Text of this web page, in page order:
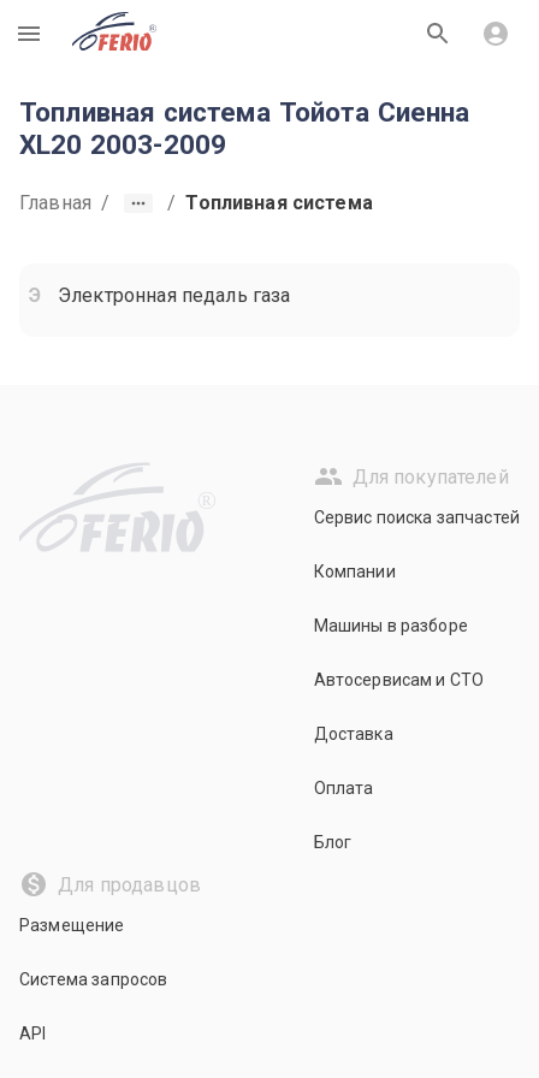
R
Топливная система Тойота Cиенна
XL20 2003-2009
Главная / / Топливная система
Электронная педаль газа
R
Для покупателей
Сервис поиска запчастей
Компании
Машины в разборе
Автосервисам и СТО
Доставка
Оплата
Блог
Для продавцов
Размещение
Система запросов
API